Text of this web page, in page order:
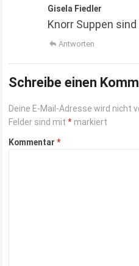
Gisela Fiedler
Knorr Suppen
Antworten
Schreibe einen
Deine E-Mail-Adresse wird nicht
Felder sind mit* markiert
Kommentar*